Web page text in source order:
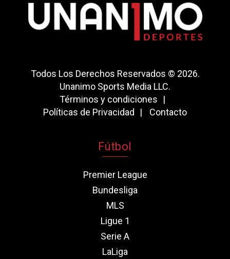
Todos Los Derechos Reservados © 2026.
Unanimo Sports Media LLC.
Términos y condiciones
Políticas de Privacidad
Contacto
Fútbol
Premier League
Bundesliga
MLS
Ligue 1
Serie A
LaLiga